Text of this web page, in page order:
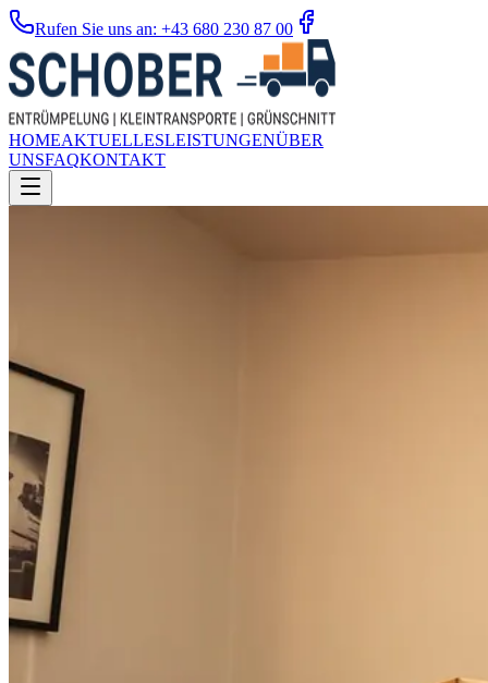
Rufen Sie uns an: +43 680 230 87 00
HOMEAKTUELLESLEISTUNGENÜBER
UNSFAQKONTAKT